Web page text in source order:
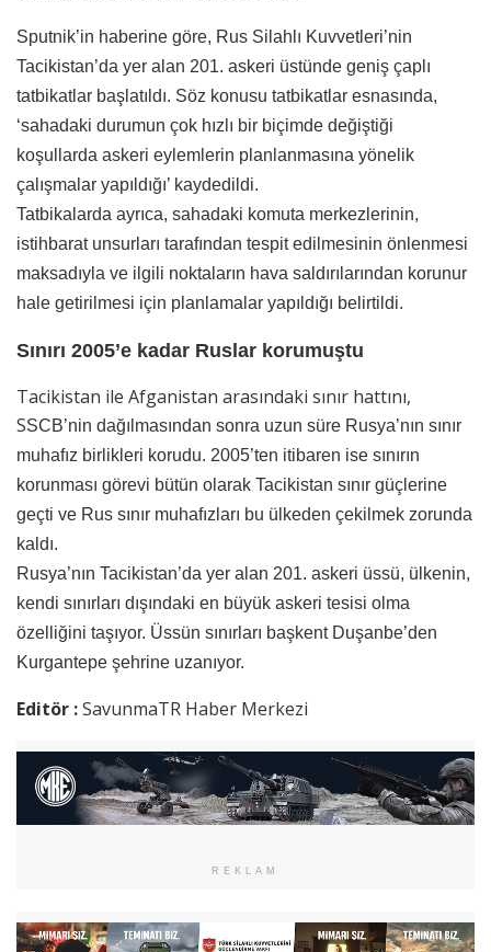
Sputnik’in haberine göre, Rus Silahlı Kuvvetleri’nin
Tacikistan’da yer alan 201. askeri üstünde geniş çaplı
tatbikatlar başlatıldı. Söz konusu tatbikatlar esnasında,
‘sahadaki durumun çok hızlı bir biçimde değiştiği
koşullarda askeri eylemlerin planlanmasına yönelik
çalışmalar yapıldığı’ kaydedildi.
Tatbikalarda ayrıca, sahadaki komuta merkezlerinin,
istihbarat unsurları tarafından tespit edilmesinin önlenmesi
maksadıyla ve ilgili noktaların hava saldırılarından korunur
hale getirilmesi için planlamalar yapıldığı belirtildi.
Sınırı 2005’e kadar Ruslar korumuştu
Tacikistan ile Afganistan arasındaki sınır hattını,
SSCB’nin dağılmasından sonra uzun süre Rusya’nın sınır
muhafız birlikleri korudu. 2005’ten itibaren ise sınırın
korunması görevi bütün olarak Tacikistan sınır güçlerine
geçti ve Rus sınır muhafızları bu ülkeden çekilmek zorunda
kaldı.
Rusya’nın Tacikistan’da yer alan 201. askeri üssü, ülkenin,
kendi sınırları dışındaki en büyük askeri tesisi olma
özelliğini taşıyor. Üssün sınırları başkent Duşanbe’den
Kurgantepe şehrine uzanıyor.
Editör :SavunmaTR Haber Merkezi
REKLAM